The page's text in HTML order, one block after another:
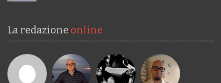
La redazione online